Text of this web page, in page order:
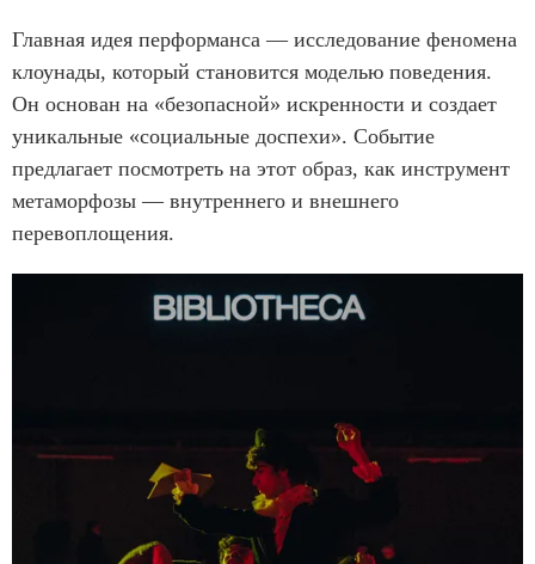
Главная идея перформанса — исследование феномена
клоунады, который становится моделью поведения.
Он основан на «безопасной» искренности и создает
уникальные «социальные доспехи». Событие
предлагает посмотреть на этот образ, как инструмент
метаморфозы — внутреннего и внешнего
перевоплощения.